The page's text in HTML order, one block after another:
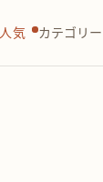
人気 カテゴリー